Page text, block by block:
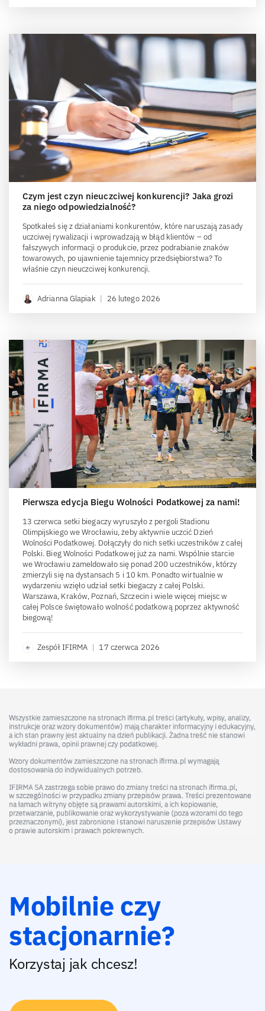
Czym jest czyn nieuczciwej konkurencji? Jaka grozi
za niego odpowiedzialność?
Spotkałeś się z działaniami konkurentów, które naruszają zasady
uczciwej rywalizacji i wprowadzają w błąd klientów – od
fałszywych informacji o produkcie, przez podrabianie znaków
towarowych, po ujawnienie tajemnicy przedsiębiorstwa? To
właśnie czyn nieuczciwej konkurencji.
Adrianna Glapiak | 26 lutego 2026
Pierwsza edycja Biegu Wolności Podatkowej za nami!
13 czerwca setki biegaczy wyruszyło z pergoli Stadionu
Olimpijskiego we Wrocławiu, żeby aktywnie uczcić Dzień
Wolności Podatkowej. Dołączyły do nich setki uczestników z całej
Polski. Bieg Wolności Podatkowej już za nami. Wspólnie starcie
we Wrocławiu zameldowało się ponad 200 uczestników, którzy
zmierzyli się na dystansach 5 i 10 km. Ponadto wirtualnie w
wydarzeniu wzięło udział setki biegaczy z całej Polski.
Warszawa, Kraków, Poznań, Szczecin i wiele więcej miejsc w
całej Polsce świętowało wolność podatkową poprzez aktywność
biegową!
Zespół IFIRMA | 17 czerwca 2026
Mobilnie czy
stacjonarnie?
Korzystaj jak chcesz!